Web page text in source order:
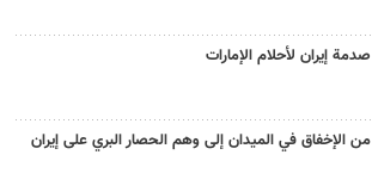
صدمة إيران لأحلام الإمارات
من الإخفاق في الميدان إلى وهم الحصار البري على إيران